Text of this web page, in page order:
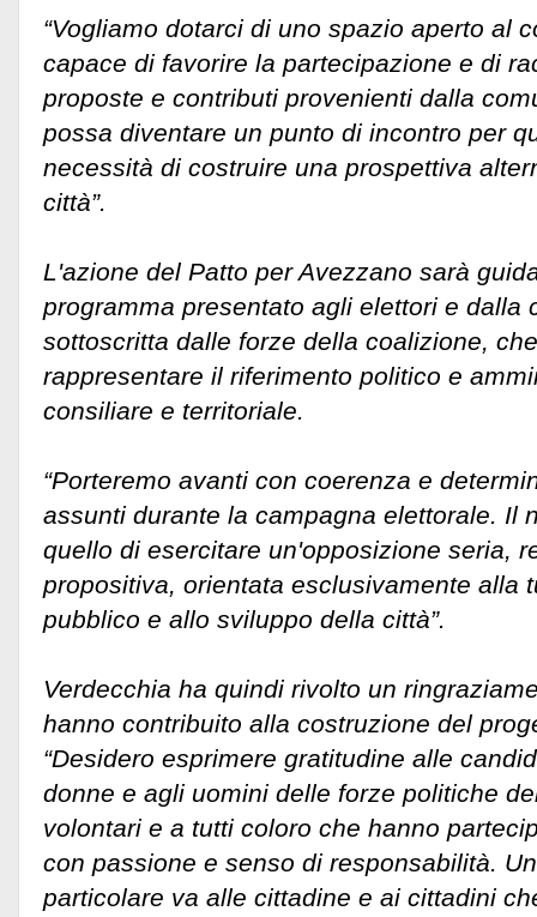
“Vogliamo dotarci di uno spazio aperto al
capace di favorire la partecipazione e di
proposte e contributi provenienti dalla
possa diventare un punto di incontro per
necessità di costruire una prospettiva
città”.
L'azione del Patto per Avezzano sarà
programma presentato agli elettori e dalla
sottoscritta dalle forze della coalizione,
rappresentare il riferimento politico e
consiliare e territoriale.
“Porteremo avanti con coerenza e
assunti durante la campagna elettorale. Il
quello di esercitare un'opposizione seria,
propositiva, orientata esclusivamente alla
pubblico e allo sviluppo della città”.
Verdecchia ha quindi rivolto un
hanno contribuito alla costruzione del
“Desidero esprimere gratitudine alle
donne e agli uomini delle forze politiche
volontari e a tutti coloro che hanno
con passione e senso di responsabilità.
particolare va alle cittadine e ai cittadini